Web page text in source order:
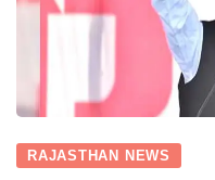
RAJASTHAN NEWS